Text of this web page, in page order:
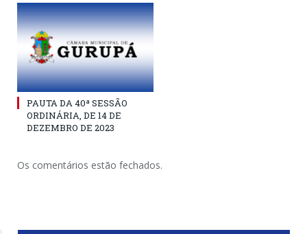
PAUTA DA 40ª SESSÃO
ORDINÁRIA, DE 14 DE
DEZEMBRO DE 2023
Os comentários estão fechados.